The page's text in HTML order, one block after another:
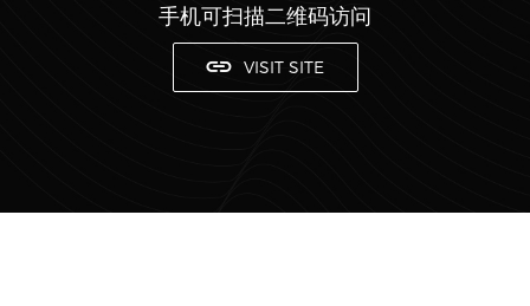
手机可扫描二维码访问
VISIT SITE